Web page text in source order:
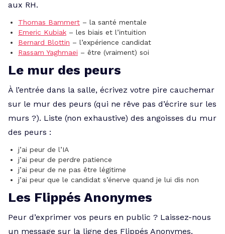
aux RH.
Thomas Bammert – la santé mentale
Emeric Kubiak – les biais et l’intuition
Bernard Blottin – l’expérience candidat
Rassam Yaghmaei – être (vraiment) soi
Le mur des peurs
À l’entrée dans la salle, écrivez votre pire cauchemar
sur le mur des peurs (qui ne rêve pas d’écrire sur les
murs ?). Liste (non exhaustive) des angoisses du mur
des peurs :
j’ai peur de l’IA
j’ai peur de perdre patience
j’ai peur de ne pas être légitime
j’ai peur que le candidat s’énerve quand je lui dis non
Les Flippés Anonymes
Peur d’exprimer vos peurs en public ? Laissez-nous
un message sur la ligne des Flippés Anonymes.